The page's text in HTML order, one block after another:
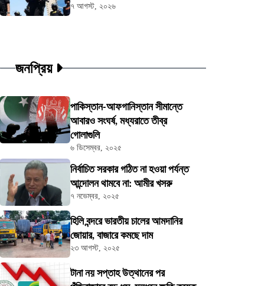
৭ আগস্ট, ২০২৬
জনপ্রিয়
পাকিস্তান-আফগানিস্তান সীমান্তে
আবারও সংঘর্ষ, মধ্যরাতে তীব্র
গোলাগুলি
৬ ডিসেম্বর, ২০২৫
নির্বাচিত সরকার গঠিত না হওয়া পর্যন্ত
আন্দোলন থামবে না: আমীর খসরু
৭ নভেম্বর, ২০২৫
হিলি বন্দরে ভারতীয় চালের আমদানির
জোয়ার, বাজারে কমছে দাম
২৩ আগস্ট, ২০২৫
টানা নয় সপ্তাহ উত্থানের পর